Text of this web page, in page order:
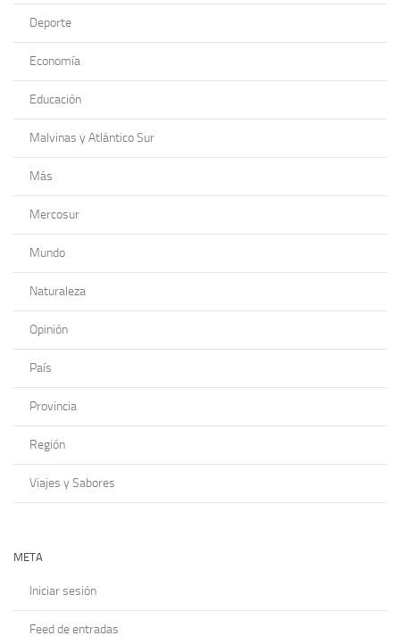
Deporte
Economía
Educación
Malvinas y Atlántico Sur
Más
Mercosur
Mundo
Naturaleza
Opinión
País
Provincia
Región
Viajes y Sabores
META
Iniciar sesión
Feed de entradas